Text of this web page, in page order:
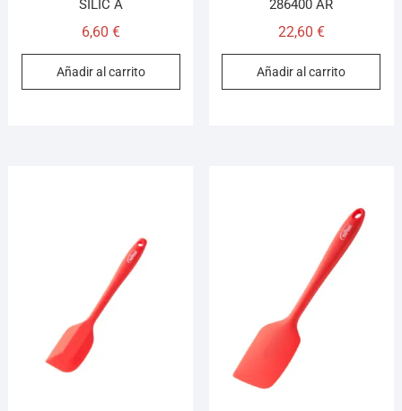
SILIC A
6,60 €
Añadir al carrito
286400 AR
22,60 €
Añadir al carrito